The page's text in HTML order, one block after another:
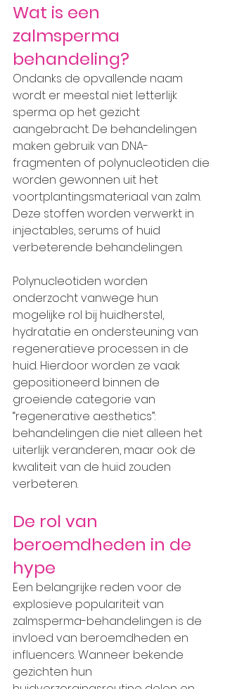
Wat is een
zalmsperma
behandeling?
Ondanks de opvallende naam
wordt er meestal niet letterlijk
sperma op het gezicht
aangebracht. De behandelingen
maken gebruik van DNA-
fragmenten of polynucleotiden die
worden gewonnen uit het
voortplantingsmateriaal van zalm.
Deze stoffen worden verwerkt in
injectables, serums of huid
verbeterende behandelingen.
Polynucleotiden worden
onderzocht vanwege hun
mogelijke rol bij huidherstel,
hydratatie en ondersteuning van
regeneratieve processen in de
huid. Hierdoor worden ze vaak
gepositioneerd binnen de
groeiende categorie van
“regenerative aesthetics”:
behandelingen die niet alleen het
uiterlijk veranderen, maar ook de
kwaliteit van de huid zouden
verbeteren.
De rol van
beroemdheden in de
hype
Een belangrijke reden voor de
explosieve populariteit van
zalmsperma-behandelingen is de
invloed van beroemdheden en
influencers. Wanneer bekende
gezichten hun